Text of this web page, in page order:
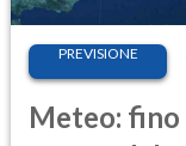
PREVISIONE
Meteo: fino